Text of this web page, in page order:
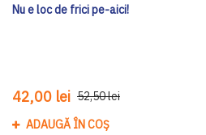
Nu e loc de frici pe-aici!
42,00 lei 52,50 lei
ADAUGĂ ÎN COȘ